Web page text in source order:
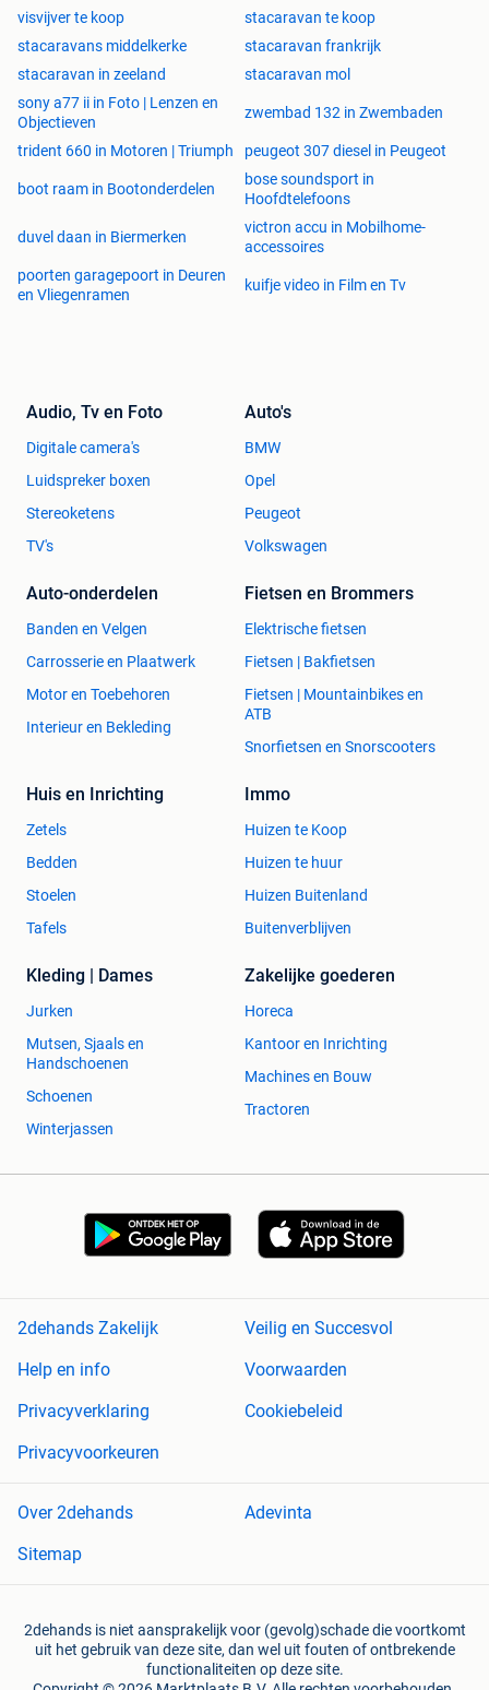
visvijver te koop
stacaravan te koop
stacaravans middelkerke
stacaravan frankrijk
stacaravan in zeeland
stacaravan mol
sony a77 ii in Foto | Lenzen en
Objectieven
zwembad 132 in Zwembaden
trident 660 in Motoren | Triumph peugeot 307 diesel in Peugeot
boot raam in Bootonderdelen
bose soundsport in
Hoofdtelefoons
duvel daan in Biermerken
victron accu in Mobilhome-
accessoires
poorten garagepoort in Deuren
en Vliegenramen
kuifje video in Film en Tv
Audio, Tv en Foto
Digitale camera's
Luidspreker boxen
Stereoketens
TV's
Auto's
BMW
Opel
Peugeot
Volkswagen
Auto-onderdelen
Banden en Velgen
Carrosserie en Plaatwerk
Motor en Toebehoren
Interieur en Bekleding
Fietsen en Brommers
Elektrische fietsen
Fietsen | Bakfietsen
Fietsen | Mountainbikes en
ATB
Snorfietsen en Snorscooters
Huis en Inrichting
Zetels
Bedden
Stoelen
Tafels
Immo
Huizen te Koop
Huizen te huur
Huizen Buitenland
Buitenverblijven
Kleding | Dames
Jurken
Mutsen, Sjaals en
Handschoenen
Schoenen
Winterjassen
Zakelijke goederen
Horeca
Kantoor en Inrichting
Machines en Bouw
Tractoren
2dehands Zakelijk
Veilig en Succesvol
Help en info
Voorwaarden
Privacyverklaring
Cookiebeleid
Privacyvoorkeuren
Over 2dehands
Adevinta
Sitemap
2dehands is niet aansprakelijk voor (gevolg)schade die voortkomt
uit het gebruik van deze site, dan wel uit fouten of ontbrekende
functionaliteiten op deze site.